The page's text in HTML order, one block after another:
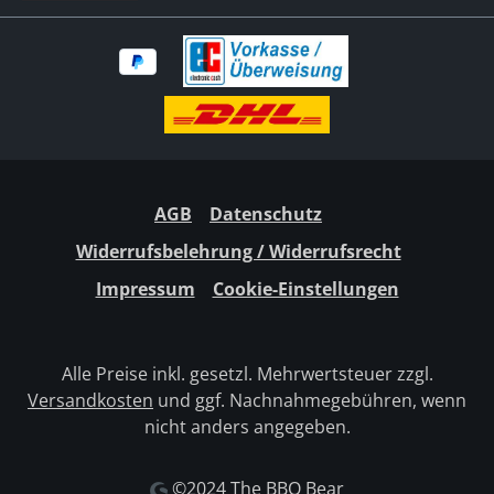
Apfelmark, Speisesalz, Gewürze,
Verdickungsmittel: Xanthan, Karamell,
Konservierungsstoff: Kaliumsorbat,
GewürzextrakteNährwerte pro
100gBrennwert179 kcal / 761 kJFett0,1g-davon
Zucker38,9gEiweiß1,0gFett1,6gHERSTELLERINFOR
30900 Wedemark Deutschland
AGB
Datenschutz
Widerrufsbelehrung / Widerrufsrecht
Impressum
Cookie-Einstellungen
Alle Preise inkl. gesetzl. Mehrwertsteuer zzgl.
Versandkosten und ggf. Nachnahmegebühren, wenn
nicht anders angegeben.
©2024 The BBQ Bear